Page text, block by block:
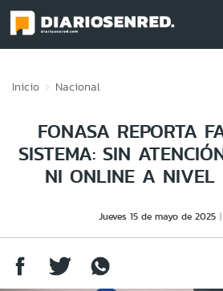
Inicio Nacional
FONASA REPORTA
SISTEMA: SIN
NI ONLINE A NIVEL
Jueves 15 de mayo de 2025